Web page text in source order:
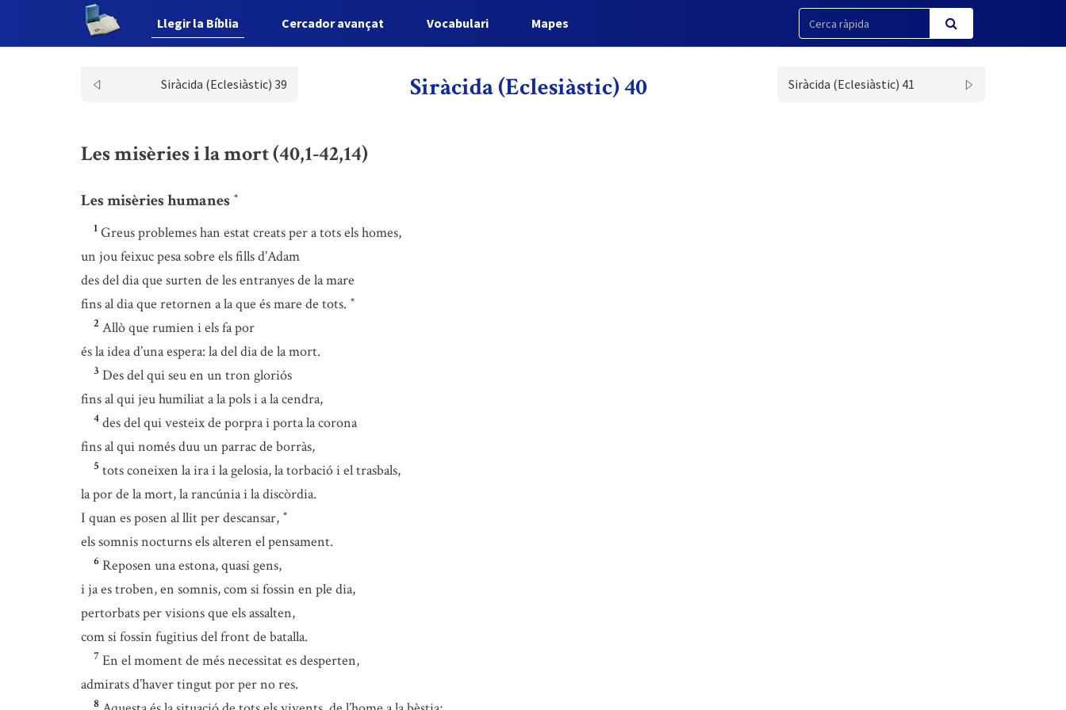
Llegir la Bíblia Cercador avançat Vocabulari Mapes
Siràcida (Eclesiàstic) 39 Siràcida (Eclesiàstic) 40 Siràcida (Eclesiàstic) 41
Les misèries i la mort (40,1-42,14)
Les misèries humanes *
1 Greus problemes han estat creats per a tots els homes,
un jou feixuc pesa sobre els fills d’Adam
des del dia que surten de les entranyes de la mare
fins al dia que retornen a la que és mare de tots. *
2 Allò que rumien i els fa por
és la idea d’una espera: la del dia de la mort.
3 Des del qui seu en un tron gloriós
fins al qui jeu humiliat a la pols i a la cendra,
4 des del qui vesteix de porpra i porta la corona
fins al qui només duu un parrac de borràs,
5 tots coneixen la ira i la gelosia, la torbació i el trasbals,
la por de la mort, la rancúnia i la discòrdia.
I quan es posen al llit per descansar, *
els somnis nocturns els alteren el pensament.
6 Reposen una estona, quasi gens,
i ja es troben, en somnis, com si fossin en ple dia,
pertorbats per visions que els assalten,
com si fossin fugitius del front de batalla.
7 En el moment de més necessitat es desperten,
admirats d’haver tingut por per no res.
8